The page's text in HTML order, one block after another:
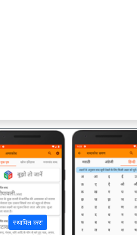
स्थापित करा